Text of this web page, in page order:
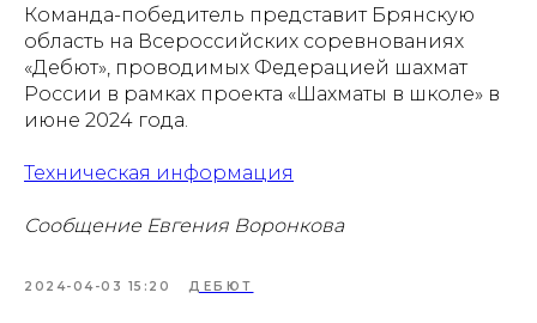
Команда-победитель представит Брянскую
область на Всероссийских соревнованиях
«Дебют», проводимых Федерацией шахмат
России в рамках проекта «Шахматы в школе» в
июне 2024 года.
Техническая информация
Сообщение Евгения Воронкова
2024-04-03 15:20 ДЕБЮТ